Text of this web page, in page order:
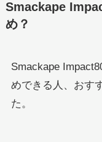
Smackape
め？
Smackape
めできる人、おす
た。